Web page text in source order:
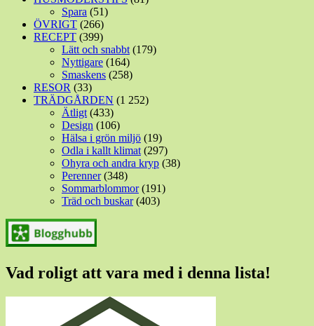
Spara (51)
ÖVRIGT (266)
RECEPT (399)
Lätt och snabbt(179)
Nyttigare (164)
Smaskens (258)
RESOR (33)
TRÄDGÅRDEN (1 252)
Ätligt(433)
Design (106)
Hälsa i grön miljö (19)
Odla i kallt klimat(297)
Ohyra och andra kryp (38)
Perenner(348)
Sommarblommor(191)
Träd och buskar(403)
Vad roligt att vara med i denna lista!